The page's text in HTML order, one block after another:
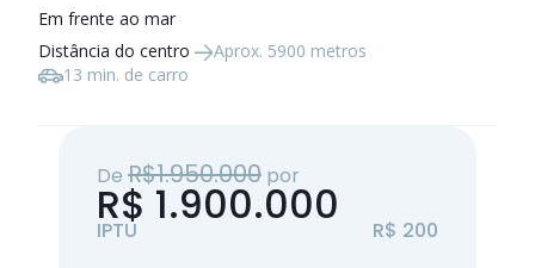
Em frente ao mar
Distância do centro
Aprox. 5900 metros
13 min. de carro
De R$1.950.000 por
R$ 1.900.000
IPTU R$ 200